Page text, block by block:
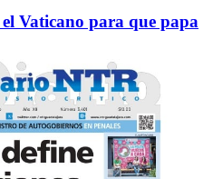
Vaticano para que papa